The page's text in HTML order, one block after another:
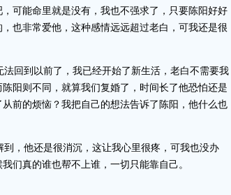
可能命里就是没有，我也不强求了，只要陈阳好好
也非常爱他，这种感情远远超过老白，可我还是很
回到以前了，我已经开始了新生活，老白不需要我
阳则不同，就算我们复婚了，时间长了他恐怕还是
前的烦恼？我把自己的想法告诉了陈阳，他什么也
，他还是很消沉，这让我心里很疼，可我也没办
们真的谁也帮不上谁，一切只能靠自己。